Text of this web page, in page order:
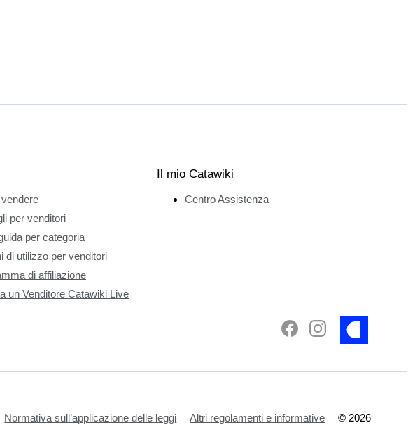
per venditori
per categoria
di utilizzo per venditori
di affiliazione
un Venditore Catawiki Live
Il mio Catawiki
Centro Assistenza
Normativa sull’applicazione delle leggi Altri regolamenti e informative © 2026